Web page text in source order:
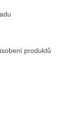
produktů